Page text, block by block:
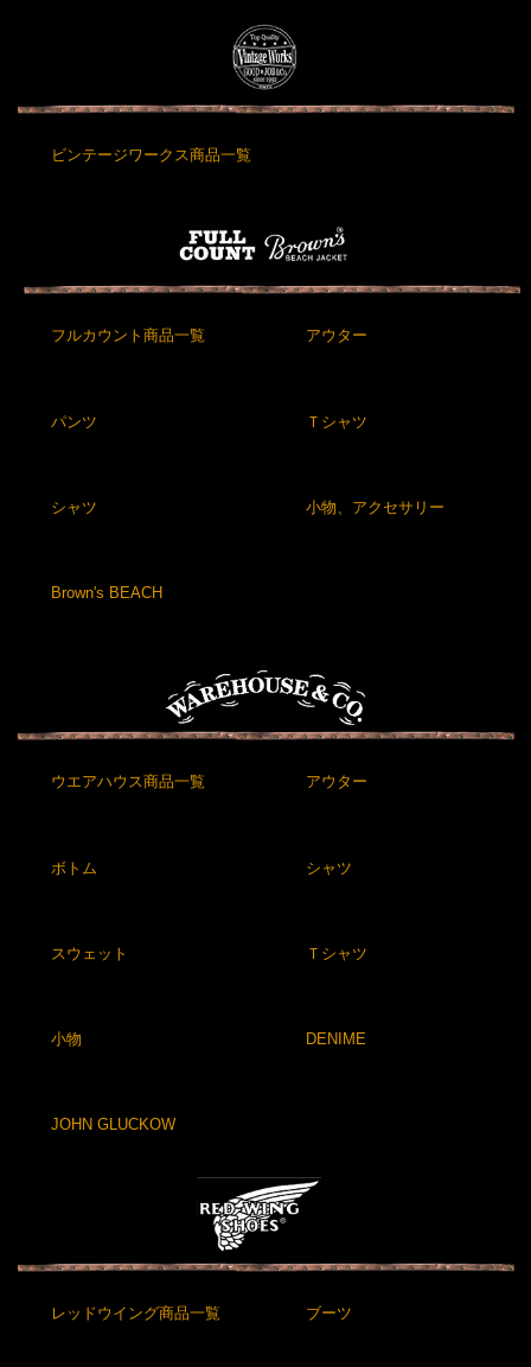
ビンテージワークス商品一覧
フルカウント商品一覧 アウター
パンツ Ｔシャツ
シャツ 小物、アクセサリー
Brown's BEACH
ウエアハウス商品一覧 アウター
ボトム シャツ
スウェット Ｔシャツ
小物 DENIME
JOHN GLUCKOW
レッドウイング商品一覧 ブーツ